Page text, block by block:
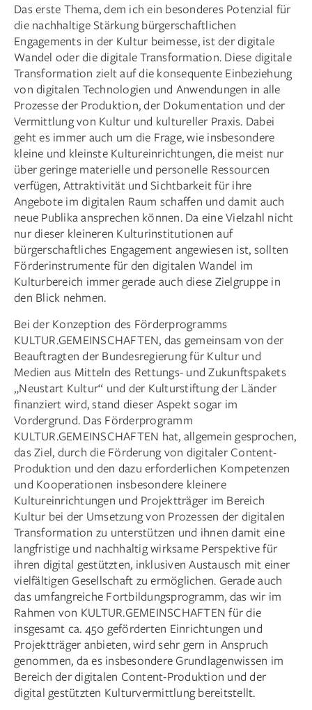
Das erste Thema, dem ich ein besonderes Potenzial für
die nachhaltige Stärkung bürgerschaftlichen
Engagements in der Kultur beimesse, ist der digitale
Wandel oder die digitale Transformation. Diese digitale
Transformation zielt auf die konsequente Einbeziehung
von digitalen Technologien und Anwendungen in alle
Prozesse der Produktion, der Dokumentation und der
Vermittlung von Kultur und kultureller Praxis. Dabei
geht es immer auch um die Frage, wie insbesondere
kleine und kleinste Kultureinrichtungen, die meist nur
über geringe materielle und personelle Ressourcen
verfügen, Attraktivität und Sichtbarkeit für ihre
Angebote im digitalen Raum schaffen und damit auch
neue Publika ansprechen können. Da eine Vielzahl nicht
nur dieser kleineren Kulturinstitutionen auf
bürgerschaftliches Engagement angewiesen ist, sollten
Förderinstrumente für den digitalen Wandel im
Kulturbereich immer gerade auch diese Zielgruppe in
den Blick nehmen.
Bei der Konzeption des Förderprogramms
KULTUR.GEMEINSCHAFTEN, das gemeinsam von der
Beauftragten der Bundesregierung für Kultur und
Medien aus Mitteln des Rettungs- und Zukunftspakets
„Neustart Kultur“ und der Kulturstiftung der Länder
finanziert wird, stand dieser Aspekt sogar im
Vordergrund. Das Förderprogramm
KULTUR.GEMEINSCHAFTEN hat, allgemein gesprochen,
das Ziel, durch die Förderung von digitaler Content-
Produktion und den dazu erforderlichen Kompetenzen
und Kooperationen insbesondere kleinere
Kultureinrichtungen und Projektträger im Bereich
Kultur bei der Umsetzung von Prozessen der digitalen
Transformation zu unterstützen und ihnen damit eine
langfristige und nachhaltig wirksame Perspektive für
ihren digital gestützten, inklusiven Austausch mit einer
vielfältigen Gesellschaft zu ermög­lichen. Gerade auch
das umfangreiche Fortbildungsprogramm, das wir im
Rahmen von KULTUR.GEMEINSCHAFTEN für die
insgesamt ca. 450 geförderten Einrichtungen und
Projektträger anbieten, wird sehr gern in Anspruch
genommen, da es insbesondere Grundlagenwissen im
Bereich der digitalen Content-Produktion und der
digital gestützten Kulturvermittlung bereitstellt.